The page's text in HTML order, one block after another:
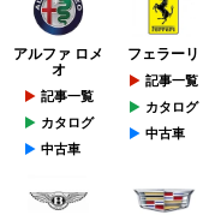
アルファ ロメ
オ
記事一覧
カタログ
中古車
フェラーリ
記事一覧
カタログ
中古車